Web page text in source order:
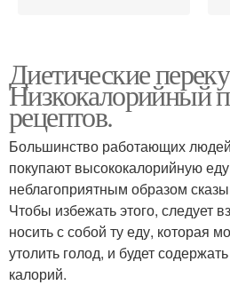
содержанием
Диетические
Низкокалорийный
рецептов.
Большинство работающих
покупают высококалорийную
неблагоприятным образом
Чтобы избежать этого, следует
носить с собой ту еду, которая
утолить голод, и будет
калорий.